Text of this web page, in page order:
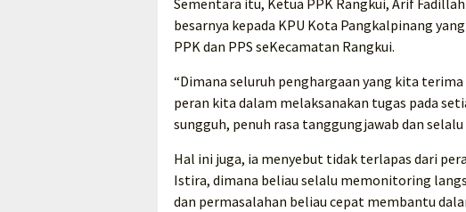
Sementara itu, Ketua PPK Rangkui, Arif
besarnya kepada KPU Kota Pangkalpinang
PPK dan PPS seKecamatan Rangkui.
“Dimana seluruh penghargaan yang kita
peran kita dalam melaksanakan tugas pada
sungguh, penuh rasa tanggungjawab dan
Hal ini juga, ia menyebut tidak terlapas dari
Istira, dimana beliau selalu memonitoring
dan permasalahan beliau cepat membantu